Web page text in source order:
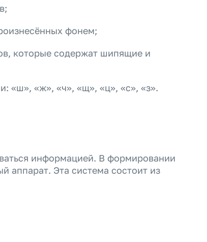
фонем;
которые содержат шипящие и
«ш», «ж», «ч», «щ», «ц», «с», «з».
информацией. В формировании
аппарат. Эта система состоит из